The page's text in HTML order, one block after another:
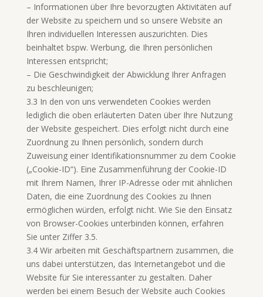
– Informationen über Ihre bevorzugten Aktivitäten auf
der Website zu speichern und so unsere Website an
Ihren individuellen Interessen auszurichten. Dies
beinhaltet bspw. Werbung, die Ihren persönlichen
Interessen entspricht;
– Die Geschwindigkeit der Abwicklung Ihrer Anfragen
zu beschleunigen;
3.3 In den von uns verwendeten Cookies werden
lediglich die oben erläuterten Daten über Ihre Nutzung
der Website gespeichert. Dies erfolgt nicht durch eine
Zuordnung zu Ihnen persönlich, sondern durch
Zuweisung einer Identifikationsnummer zu dem Cookie
(„Cookie-ID“). Eine Zusammenführung der Cookie-ID
mit Ihrem Namen, Ihrer IP-Adresse oder mit ähnlichen
Daten, die eine Zuordnung des Cookies zu Ihnen
ermöglichen würden, erfolgt nicht. Wie Sie den Einsatz
von Browser-Cookies unterbinden können, erfahren
Sie unter Ziffer 3.5.
3.4 Wir arbeiten mit Geschäftspartnern zusammen, die
uns dabei unterstützen, das Internetangebot und die
Website für Sie interessanter zu gestalten. Daher
werden bei einem Besuch der Website auch Cookies